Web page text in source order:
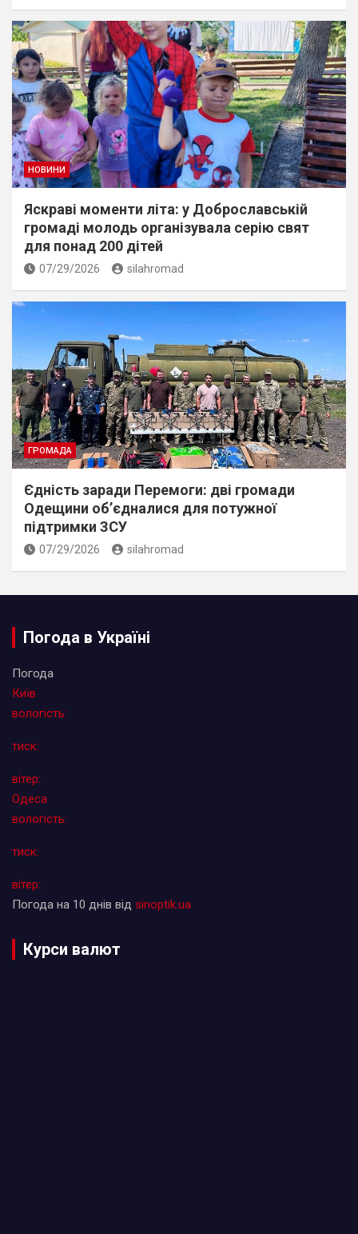
НОВИНИ
Яскраві моменти літа: у Доброславській
громаді молодь організувала серію свят
для понад 200 дітей
07/29/2026 silahromad
ГРОМАДА
Єдність заради Перемоги: дві громади
Одещини об’єдналися для потужної
підтримки ЗСУ
07/29/2026 silahromad
Погода в Україні
Погода
Київ
вологість:
тиск:
вітер:
Одеса
вологість:
тиск:
вітер:
Погода на 10 днів від sinoptik.ua
Курси валют